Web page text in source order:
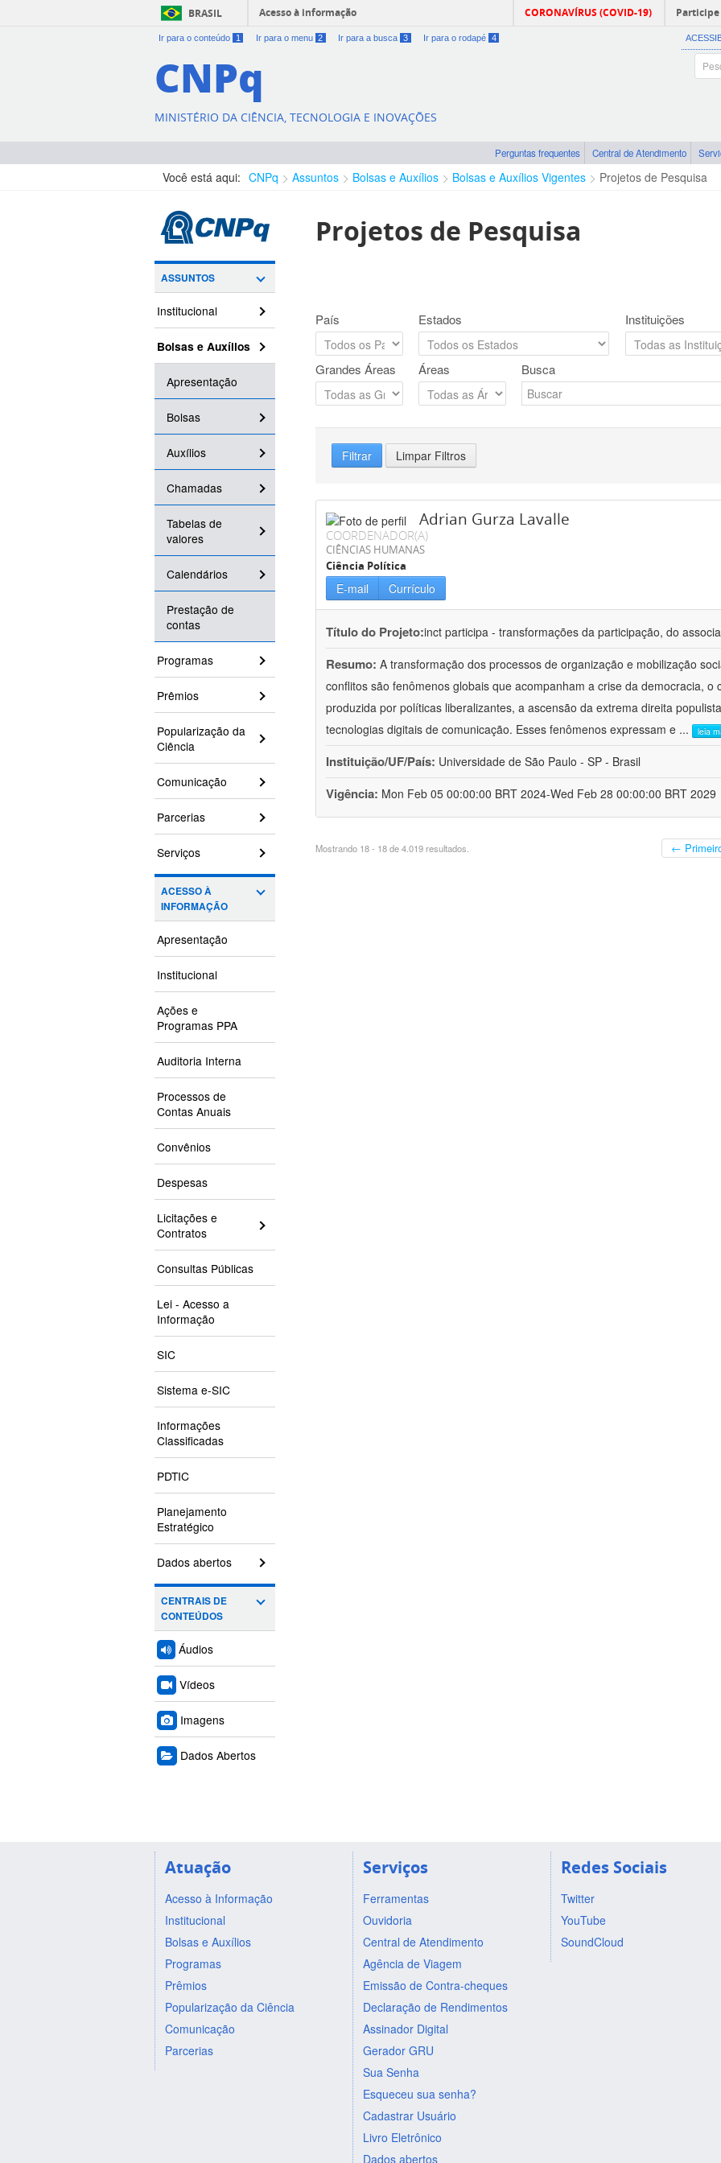
BRASIL Acesso à informação CORONAVÍRUS (COVID-19) Participe
Ir para o conteúdo 1 Ir para o menu 2 Ir para a busca 3 Ir para o rodapé 4
CNPq
MINISTÉRIO DA CIÊNCIA, TECNOLOGIA E INOVAÇÕES
Perguntas frequentes Central de Atendimento
Você está aqui: CNPq Assuntos Bolsas e Auxílios Bolsas e Auxílios Vigentes Projetos de Pesquisa
ASSUNTOS
Institucional
Bolsas e Auxílios
Apresentação
Bolsas
Auxílios
Chamadas
Tabelas de
valores
Calendários
Prestação de
contas
Programas
Prêmios
Popularização da
Ciência
Comunicação
Parcerias
Serviços
ACESSO À
INFORMAÇÃO
Apresentação
Institucional
Ações e
Programas PPA
Auditoria Interna
Processos de
Contas Anuais
Convênios
Despesas
Licitações e
Contratos
Consultas Públicas
Lei - Acesso a
Informação
SIC
Sistema e-SIC
Informações
Classificadas
PDTIC
Planejamento
Estratégico
Dados abertos
CENTRAIS DE
CONTEÚDOS
Áudios
Vídeos
Imagens
Dados Abertos
Projetos de Pesquisa
País Estados Instituições
Grandes Áreas Áreas Busca
Filtrar Limpar Filtros
Adrian Gurza Lavalle
COORDENADOR(A)
CIÊNCIAS HUMANAS
Ciência Política
E-mail Currículo
Título do Projeto:inct participa - transformações da participação, do
Resumo: A transformação dos processos de organização e mobilização
conflitos são fenômenos globais que acompanham a crise da democracia, o
produzida por políticas liberalizantes, a ascensão da extrema direita
tecnologias digitais de comunicação. Esses fenômenos expressam e ... leia
Instituição/UF/País: Universidade de São Paulo - SP - Brasil
Vigência: Mon Feb 05 00:00:00 BRT 2024-Wed Feb 28 00:00:00 BRT 2029
Mostrando 18 - 18 de 4.019 resultados. ←
Atuação
Acesso à Informação
Institucional
Bolsas e Auxílios
Programas
Prêmios
Popularização da Ciência
Comunicação
Parcerias
Serviços
Ferramentas
Ouvidoria
Central de Atendimento
Agência de Viagem
Emissão de Contra-cheques
Declaração de Rendimentos
Assinador Digital
Gerador GRU
Sua Senha
Esqueceu sua senha?
Cadastrar Usuário
Livro Eletrônico
Dados abertos
Redes Sociais
Twitter
YouTube
SoundCloud